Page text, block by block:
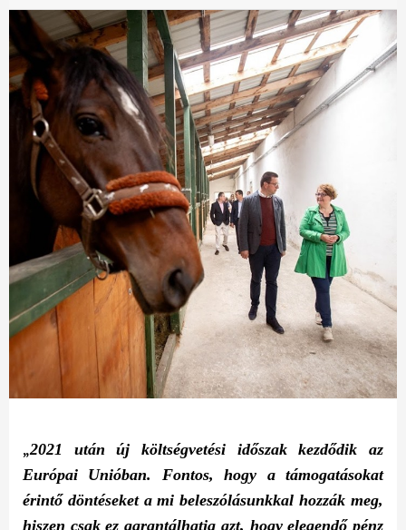
„2021 után új költségvetési időszak kezdődik az
Európai Unióban. Fontos, hogy a támogatásokat
érintő döntéseket a mi beleszólásunkkal hozzák meg,
hiszen csak ez garantálhatja azt, hogy elegendő pénz